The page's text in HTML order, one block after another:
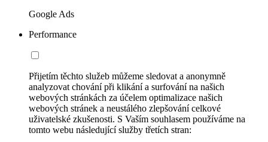
Google Ads
Performance
Přijetím těchto služeb můžeme sledovat a anonymně
analyzovat chování při klikání a surfování na našich
webových stránkách za účelem optimalizace našich
webových stránek a neustálého zlepšování celkové
uživatelské zkušenosti. S Vaším souhlasem používáme na
tomto webu následující služby třetích stran: